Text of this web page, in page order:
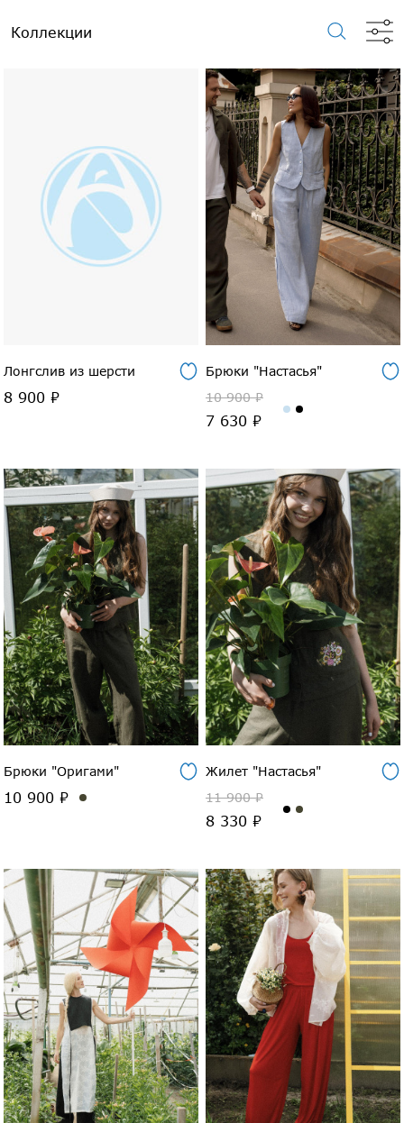
Коллекции
Лонгслив из шерсти
8 900 ₽
Брюки "Настасья"
10 900 ₽
7 630 ₽
Брюки "Оригами"
10 900 ₽
Жилет "Настасья"
11 900 ₽
8 330 ₽